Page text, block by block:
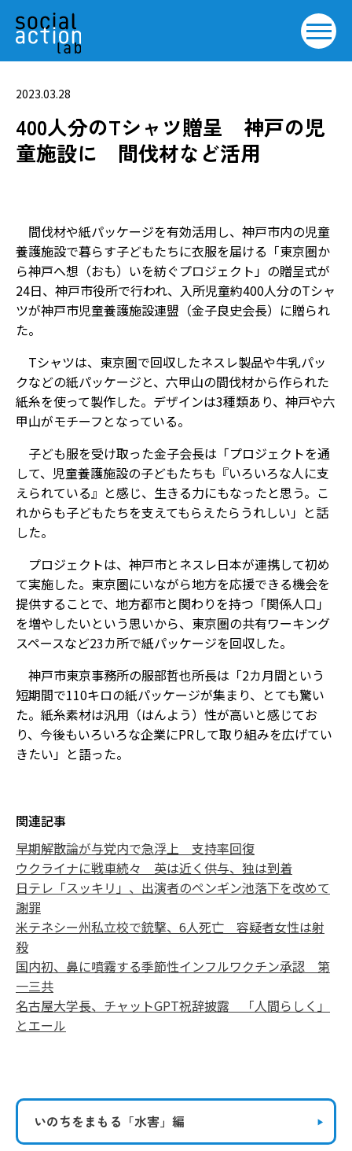
2023.03.28
400人分のTシャツ贈呈 神戸の児
童施設に 間伐材など活用
間伐材や紙パッケージを有効活用し、神戸市内の児童
養護施設で暮らす子どもたちに衣服を届ける「東京圏か
ら神戸へ想（おも）いを紡ぐプロジェクト」の贈呈式が
24日、神戸市役所で行われ、入所児童約400人分のTシャ
ツが神戸市児童養護施設連盟（金子良史会長）に贈られ
た。
Tシャツは、東京圏で回収したネスレ製品や牛乳パッ
クなどの紙パッケージと、六甲山の間伐材から作られた
紙糸を使って製作した。デザインは3種類あり、神戸や六
甲山がモチーフとなっている。
子ども服を受け取った金子会長は「プロジェクトを通
して、児童養護施設の子どもたちも『いろいろな人に支
えられている』と感じ、生きる力にもなったと思う。こ
れからも子どもたちを支えてもらえたらうれしい」と話
した。
プロジェクトは、神戸市とネスレ日本が連携して初め
て実施した。東京圏にいながら地方を応援できる機会を
提供することで、地方都市と関わりを持つ「関係人口」
を増やしたいという思いから、東京圏の共有ワーキング
スペースなど23カ所で紙パッケージを回収した。
神戸市東京事務所の服部哲也所長は「2カ月間という
短期間で110キロの紙パッケージが集まり、とても驚い
た。紙糸素材は汎用（はんよう）性が高いと感じてお
り、今後もいろいろな企業にPRして取り組みを広げてい
きたい」と語った。
関連記事
早期解散論が与党内で急浮上 支持率回復
ウクライナに戦車続々 英は近く供与、独は到着
日テレ「スッキリ」、出演者のペンギン池落下を改めて
謝罪
米テネシー州私立校で銃撃、6人死亡 容疑者女性は射
殺
国内初、鼻に噴霧する季節性インフルワクチン承認 第
一三共
名古屋大学長、チャットGPT祝辞披露 「人間らしく」
とエール
いのちをまもる 「水害」編